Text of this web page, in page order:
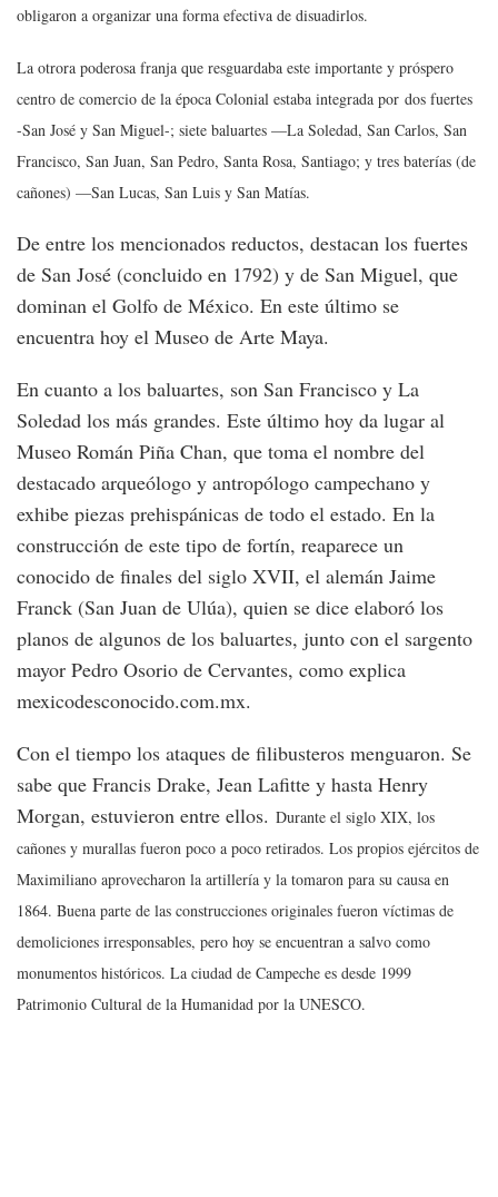
obligaron a organizar una forma efectiva de disuadirlos.
La otrora poderosa franja que resguardaba este importante y próspero
centro de comercio de la época Colonial estaba integrada por dos fuertes
-San José y San Miguel-; siete baluartes —La Soledad, San Carlos, San
Francisco, San Juan, San Pedro, Santa Rosa, Santiago; y tres baterías (de
cañones) —San Lucas, San Luis y San Matías.
De entre los mencionados reductos, destacan los fuertes
de San José (concluido en 1792) y de San Miguel, que
dominan el Golfo de México. En este último se
encuentra hoy el Museo de Arte Maya.
En cuanto a los baluartes, son San Francisco y La
Soledad los más grandes. Este último hoy da lugar al
Museo Román Piña Chan, que toma el nombre del
destacado arqueólogo y antropólogo campechano y
exhibe piezas prehispánicas de todo el estado. En la
construcción de este tipo de fortín, reaparece un
conocido de finales del siglo XVII, el alemán Jaime
Franck (San Juan de Ulúa), quien se dice elaboró los
planos de algunos de los baluartes, junto con el sargento
mayor Pedro Osorio de Cervantes, como explica
mexicodesconocido.com.mx.
Con el tiempo los ataques de filibusteros menguaron. Se
sabe que Francis Drake, Jean Lafitte y hasta Henry
Morgan, estuvieron entre ellos. Durante el siglo XIX, los
cañones y murallas fueron poco a poco retirados. Los propios ejércitos de
Maximiliano aprovecharon la artillería y la tomaron para su causa en
1864. Buena parte de las construcciones originales fueron víctimas de
demoliciones irresponsables, pero hoy se encuentran a salvo como
monumentos históricos. La ciudad de Campeche es desde 1999
Patrimonio Cultural de la Humanidad por la UNESCO.